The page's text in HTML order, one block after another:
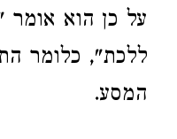
על כן הוא
ללכת", כלומר
המסע.